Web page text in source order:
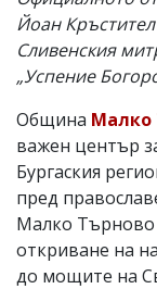
Ако
откриете
обиден
вас
коментар,
моля
сигнализирайте
ни!
Йоан
Сливенския
„Успение
Община Малко
важен център
Бургаския
пред
Малко Търново
откриване на
до мощите на